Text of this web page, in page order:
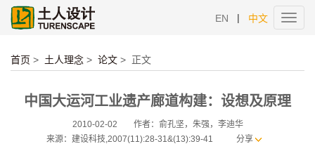
EN | 中文
首页 > 土人理念 > 论文 > 正文
中国大运河工业遗产廊道构建：设想及原理
2010-02-02
作者：俞孔坚，朱强，李迪华
来源：建设科技,2007(11):28-31&(13):39-41
分享